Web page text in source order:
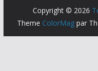
Copyright © 2026
Theme ColorMagpar